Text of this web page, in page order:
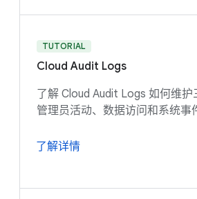
TUTORIAL
Cloud Audit Logs
了解 Cloud Audit Logs 如何维护
管理员活动、数据访问和系统事
了解详情